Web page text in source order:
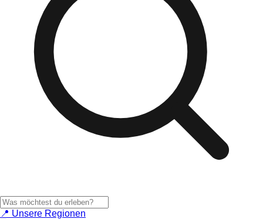
📍 Unsere Regionen